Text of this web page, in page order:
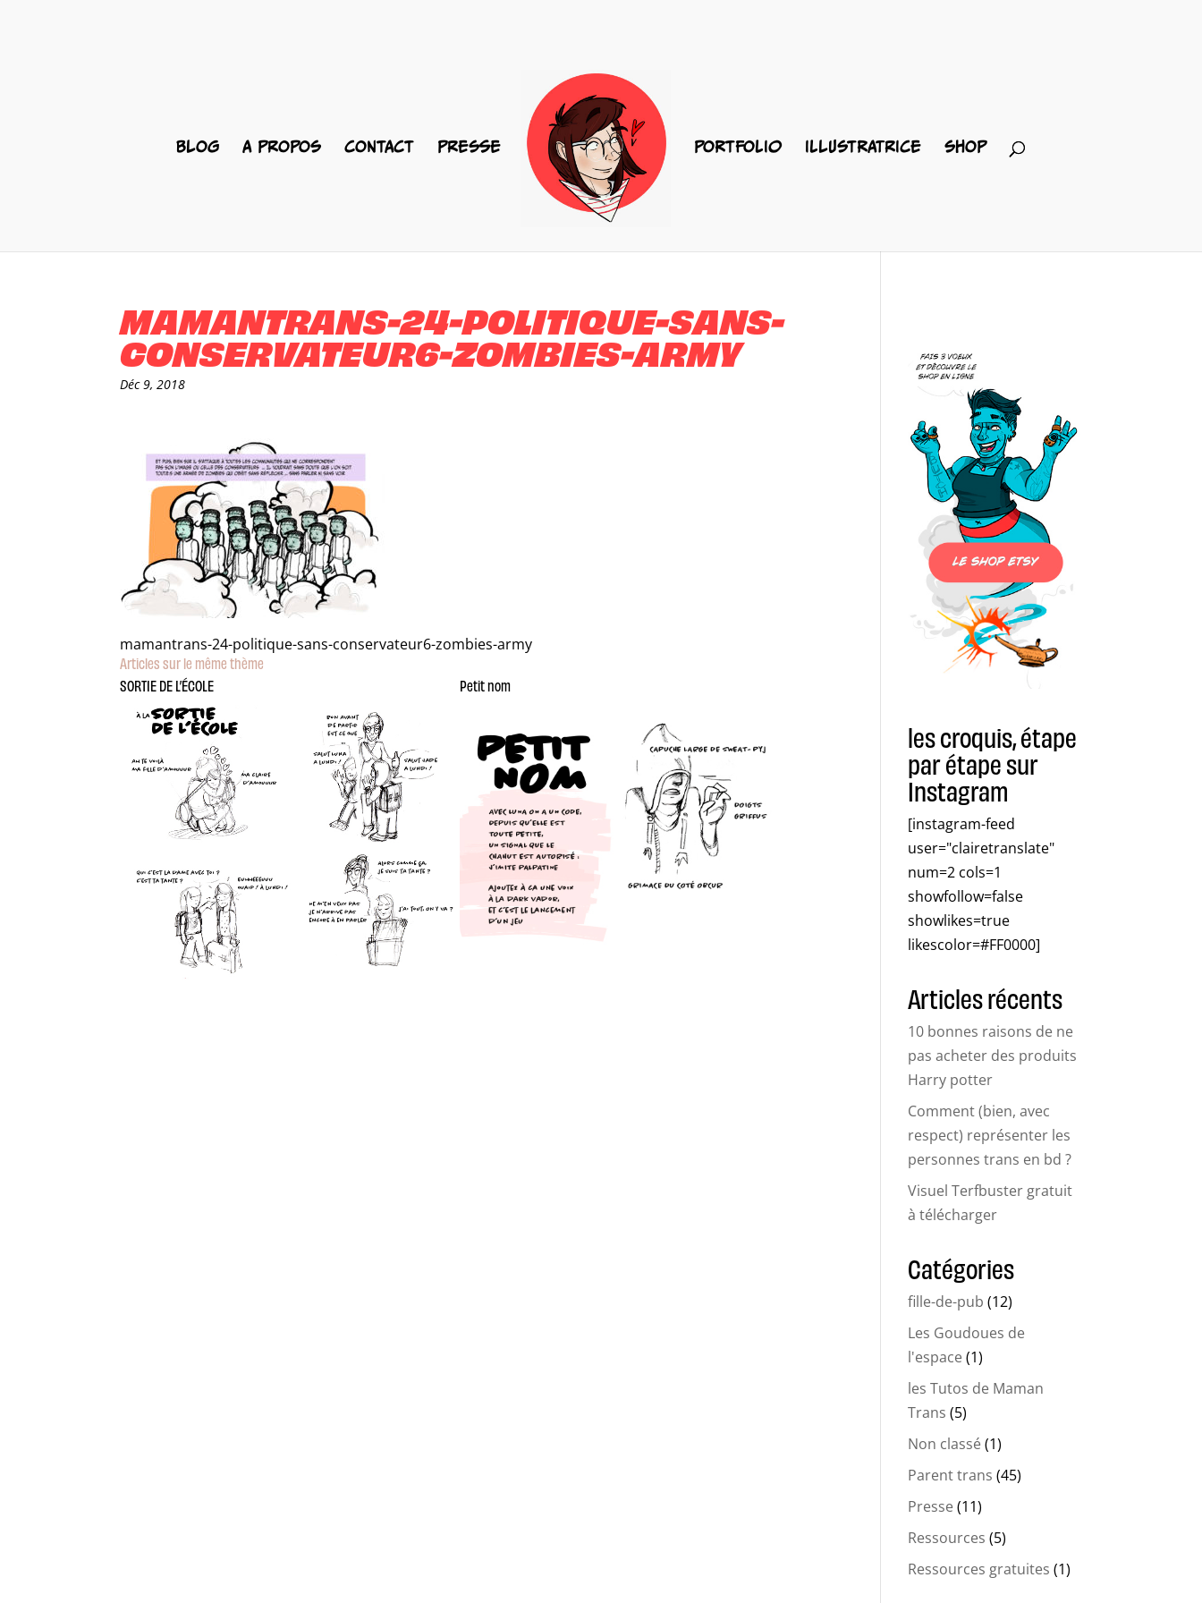
BLOG A PROPOS CONTACT PRESSE PORTFOLIO ILLUSTRATRICE SHOP
MAMANTRANS-24-POLITIQUE-SANS-
CONSERVATEUR6-ZOMBIES-ARMY
Déc 9, 2018
mamantrans-24-politique-sans-conservateur6-zombies-army
Articles sur le même thème
SORTIE DE L’ÉCOLE
Petit nom
les croquis, étape
par étape sur
Instagram
[instagram-feed
user="clairetranslate"
num=2 cols=1
showfollow=false
showlikes=true
likescolor=#FF0000]
Articles récents
10 bonnes raisons de ne
pas acheter des produits
Harry potter
Comment (bien, avec
respect) représenter les
personnes trans en bd ?
Visuel Terfbuster gratuit
à télécharger
Catégories
fille-de-pub (12)
Les Goudoues de
l'espace(1)
les Tutos de Maman
Trans (5)
Non classé(1)
Parent trans (45)
Presse(11)
Ressources (5)
Ressources gratuites (1)